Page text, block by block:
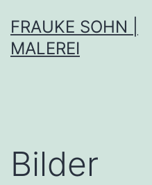
FRAUKE SOHN |
MALEREI
Bilder